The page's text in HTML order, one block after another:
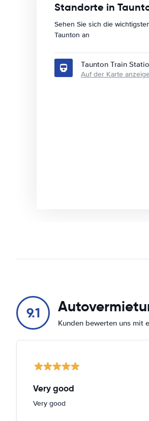
Standorte in
Sehen Sie sich die
Taunton an
Taunton Train
Auf der Karte
9.1
Kunden bewerten uns mit
Very good
Very good